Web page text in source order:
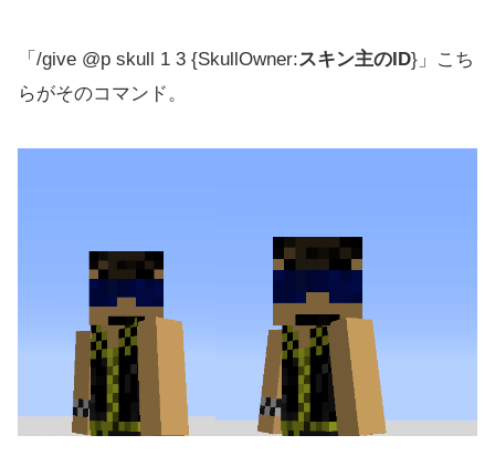
「/give @p skull 1 3 {SkullOwner:スキン主のID}」こち
らがそのコマンド。